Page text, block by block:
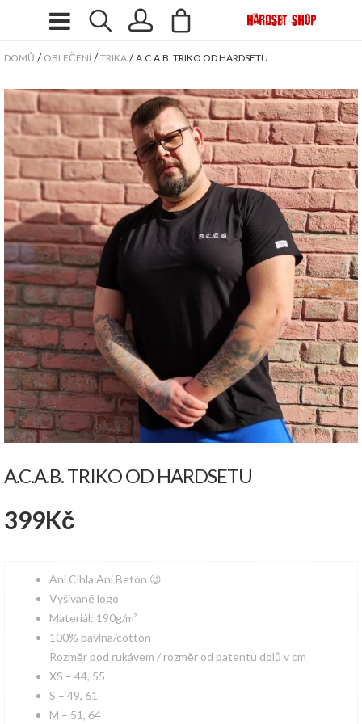
DOMŮ / OBLEČENÍ /TRIKA /A.C.A.B. TRIKO OD HARDSETU
A.C.A.B. TRIKO OD HARDSETU
399Kč
Ani Cihla Ani Beton 😉
Vyšívané logo
Materiál: 190g/m²
100% bavlna/cotton
Rozměr pod rukávem / rozměr od patentu dolů v cm
XS – 44, 55
S – 49, 61
M – 51, 64